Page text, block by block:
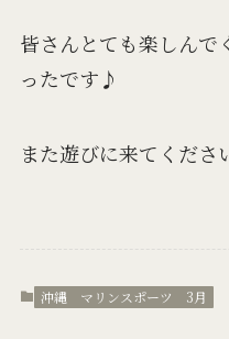
皆さんとても楽しんで
ったです♪
また遊びに来てくださ
沖縄 マリンスポーツ 3月